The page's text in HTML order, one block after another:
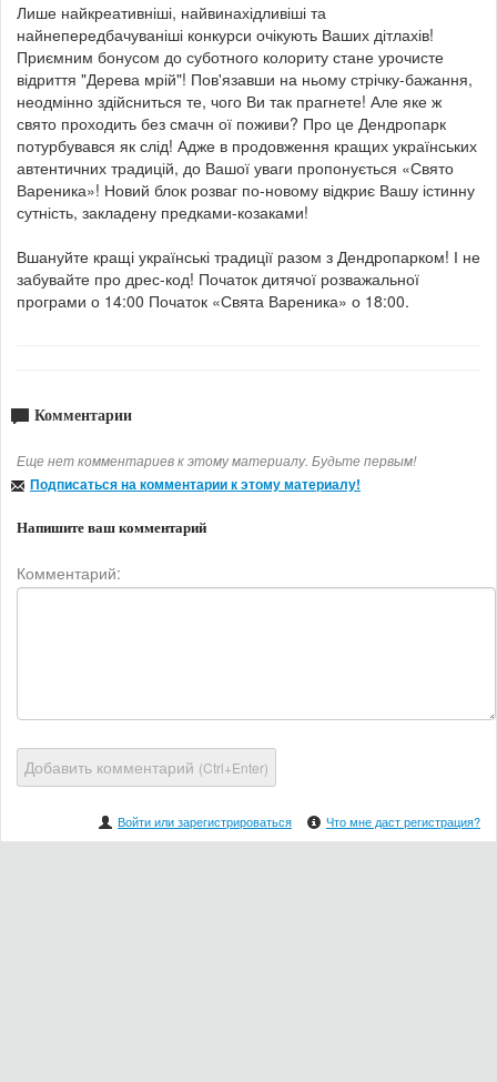
Лише найкреативніші, найвинахідливіші та
найнепередбачуваніші конкурси очікують Ваших дітлахів!
Приємним бонусом до суботного колориту стане урочисте
відриття "Дерева мрій"! Пов'язавши на ньому стрічку-бажання,
неодмінно здійсниться те, чого Ви так прагнете! Але яке ж
свято проходить без смачн ої поживи? Про це Дендропарк
потурбувався як слід! Адже в продовження кращих українських
автентичних традицій, до Вашої уваги пропонується «Свято
Вареника»! Новий блок розваг по-новому відкриє Вашу істинну
сутність, закладену предками-козаками!
Вшануйте кращі українські традиції разом з Дендропарком! І не
забувайте про дрес-код! Початок дитячої розважальної
програми о 14:00 Початок «Свята Вареника» о 18:00.
Комментарии
Еще нет комментариев к этому материалу. Будьте первым!
Подписаться на комментарии к этому материалу!
Напишите ваш комментарий
Комментарий:
Добавить комментарий (Ctrl+Enter)
Войти или зарегистрироваться Что мне даст регистрация?